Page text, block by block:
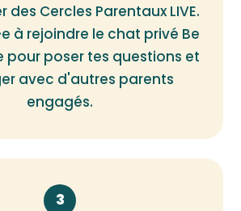
des Cercles Parentaux LIVE.
à rejoindre le chat privé Be
pour poser tes questions et
avec d'autres parents
engagés.
3